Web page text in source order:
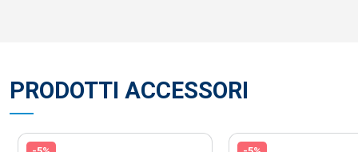
PRODOTTI ACCESSORI